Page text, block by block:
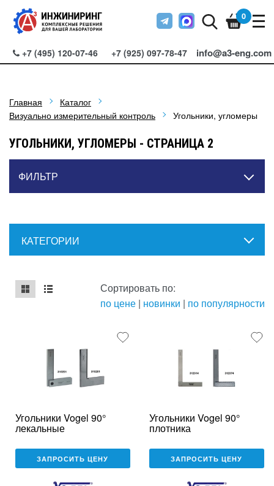
+7 (495) 120-07-46 +7 (925) 097-78-47 info@a3-eng.com
0
Главная
Каталог
Визуально измерительный контроль
Угольники, угломеры
УГОЛЬНИКИ, УГЛОМЕРЫ - СТРАНИЦА 2
ФИЛЬТР
КАТЕГОРИИ
mse2_chunk_default
mse2_chunk_alternate
Сортировать по:
по цене | новинки | по популярности
Угольники Vogel 90°
лекальные
ЗАПРОСИТЬ ЦЕНУ
Угольники Vogel 90°
плотника
ЗАПРОСИТЬ ЦЕНУ